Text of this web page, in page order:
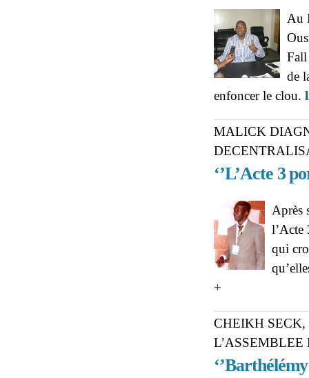
Au
Fall
de
enfoncer le clou.
MALICK
‘’L’Acte 3
Après
l’Acte
qui
+
CHEIKH